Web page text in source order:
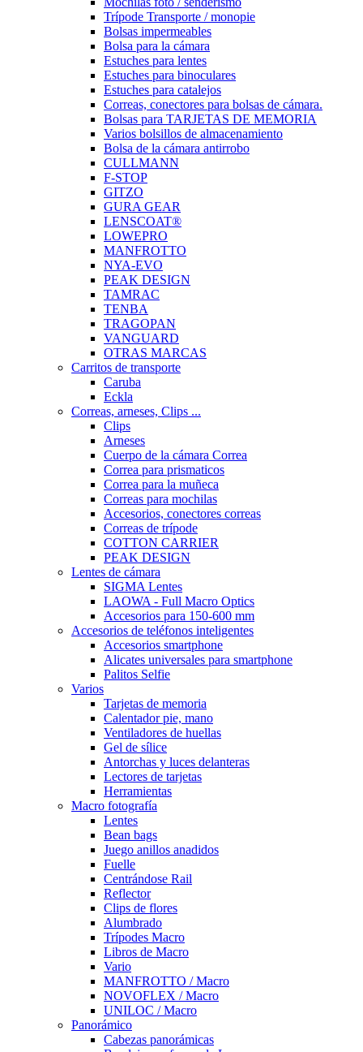
Trípode Transporte / monopie
Bolsas impermeables
Bolsa para la cámara
Estuches para lentes
Estuches para binoculares
Estuches para catalejos
Correas, conectores para bolsas de cámara.
Bolsas para TARJETAS DE MEMORIA
Varios bolsillos de almacenamiento
Bolsa de la cámara antirrobo
CULLMANN
F-STOP
GITZO
GURA GEAR
LENSCOAT®
LOWEPRO
MANFROTTO
NYA-EVO
PEAK DESIGN
TAMRAC
TENBA
TRAGOPAN
VANGUARD
OTRAS MARCAS
Carritos de transporte
Caruba
Eckla
Correas, arneses, Clips ...
Clips
Arneses
Cuerpo de la cámara Correa
Correa para prismaticos
Correa para la muñeca
Correas para mochilas
Accesorios, conectores correas
Correas de trípode
COTTON CARRIER
PEAK DESIGN
Lentes de cámara
SIGMA Lentes
LAOWA - Full Macro Optics
Accesorios para 150-600 mm
Accesorios de teléfonos inteligentes
Accesorios smartphone
Alicates universales para smartphone
Palitos Selfie
Varios
Tarjetas de memoria
Calentador pie, mano
Ventiladores de huellas
Gel de sílice
Antorchas y luces delanteras
Lectores de tarjetas
Herramientas
Macro fotografía
Lentes
Bean bags
Juego anillos anadidos
Fuelle
Centrándose Rail
Reflector
Clips de flores
Alumbrado
Trípodes Macro
Libros de Macro
Vario
MANFROTTO / Macro
NOVOFLEX / Macro
UNILOC / Macro
Panorámico
Cabezas panorámicas